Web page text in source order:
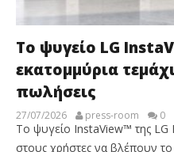
Το ψυγείο LG
εκατομμύρια
πωλήσεις
27/07/2026 press-room 0
Το ψυγείο InstaView™ της LG
στους χρήστες να βλέπουν